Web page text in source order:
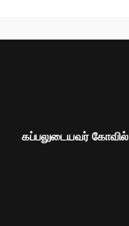
கப்பலுடையவர் கோவில்